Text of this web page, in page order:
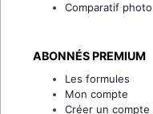
Comparatif photo
ABONNÉS PREMIUM
Les formules
Mon compte
Créer un compte